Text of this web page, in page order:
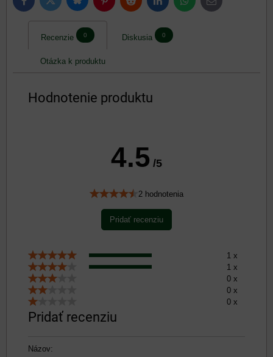
FacebookTwitter BlueskyPinterestReddit LinkedInWhatsApp
E-
mail
Recenzie 0 Diskusia 0
Otázka k produktu
Hodnotenie produktu
4.5 /5
2 hodnotenia
Pridať recenziu
1 x
1 x
0 x
0 x
0 x
Pridať recenziu
Názov: